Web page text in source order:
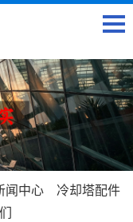
闻中心
冷却塔配件